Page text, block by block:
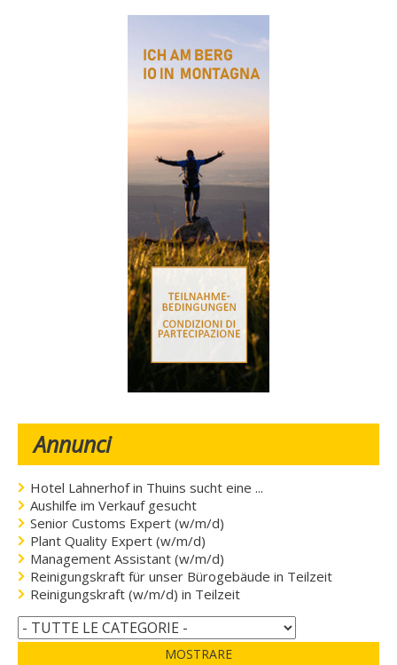
Annunci
Hotel Lahnerhof in Thuins sucht eine ...
Aushilfe im Verkauf gesucht
Senior Customs Expert (w/m/d)
Plant Quality Expert (w/m/d)
Management Assistant (w/m/d)
Reinigungskraft für unser Bürogebäude in Teilzeit
Reinigungskraft (w/m/d) in Teilzeit
MOSTRARE